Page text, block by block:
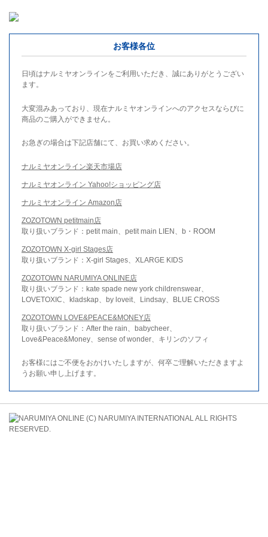
お客様各位
日頃はナルミヤオンラインをご利用いただき、誠にありがとうござい
ます。
大変混みあっており、現在ナルミヤオンラインへのアクセスならびに
商品のご購入ができません。
お急ぎの場合は下記店舗にて、お買い求めください。
ナルミヤオンライン楽天市場店
ナルミヤオンライン Yahoo!ショッピング店
ナルミヤオンライン Amazon店
ZOZOTOWN petitmain店
取り扱いブランド：petit main、petit main LIEN、b・ROOM
ZOZOTOWN X-girl Stages店
取り扱いブランド：X-girl Stages、XLARGE KIDS
ZOZOTOWN NARUMIYA ONLINE店
取り扱いブランド：kate spade new york childrenswear、
LOVETOXIC、kladskap、by loveit、Lindsay、BLUE CROSS
ZOZOTOWN LOVE&PEACE&MONEY店
取り扱いブランド：After the rain、babycheer、
Love&Peace&Money、sense of wonder、キリンのソフィ
お客様にはご不便をおかけいたしますが、何卒ご理解いただきますよ
うお願い申し上げます。